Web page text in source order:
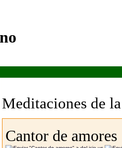
Meditaciones de
Cantor de amores